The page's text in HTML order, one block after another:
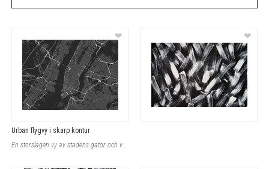
❤
Urban flygvy i skarp kontur
En storslagen vy av stadens gator och vattenområde, noggrant framställd som en d
❤